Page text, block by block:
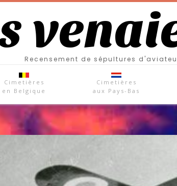
Recensement de sépultures
Cimetières
en Belgique
Cimetières
aux Pays-Bas